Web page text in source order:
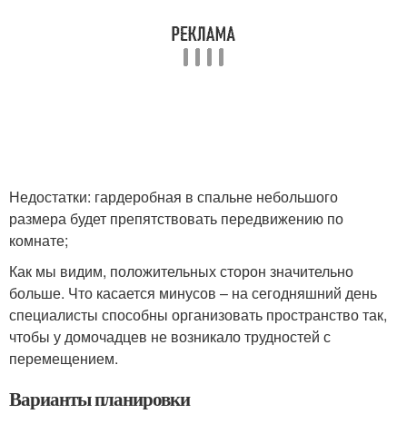
Недостатки: гардеробная в спальне небольшого
размера будет препятствовать передвижению по
комнате;
Как мы видим, положительных сторон значительно
больше. Что касается минусов – на сегодняшний день
специалисты способны организовать пространство так,
чтобы у домочадцев не возникало трудностей с
перемещением.
Варианты планировки